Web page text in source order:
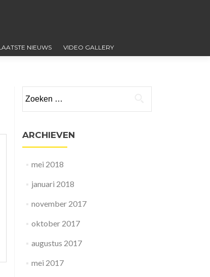
NIEUWS VIDEO GALLERY
naar:
ARCHIEVEN
mei 2018
januari 2018
november 2017
oktober 2017
augustus 2017
mei 2017